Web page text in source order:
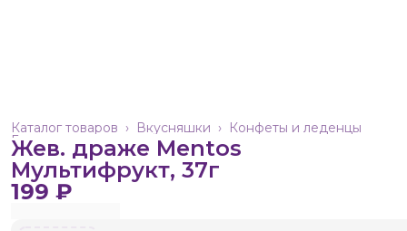
Конфеты и леденцы
Вкусняшки ›
Каталог товаров ›
Главная
Жев. драже Mentos
Мультифрукт, 37г
199 ₽